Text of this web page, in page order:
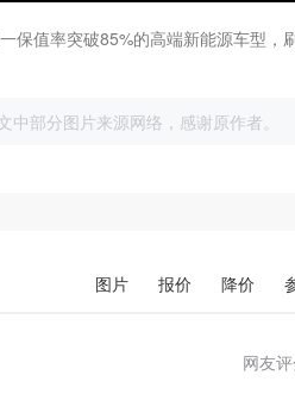
保值率突破85%的高端新能源车型，
部分图片来源网络，感谢原作者。
降价
报价
图片
网友